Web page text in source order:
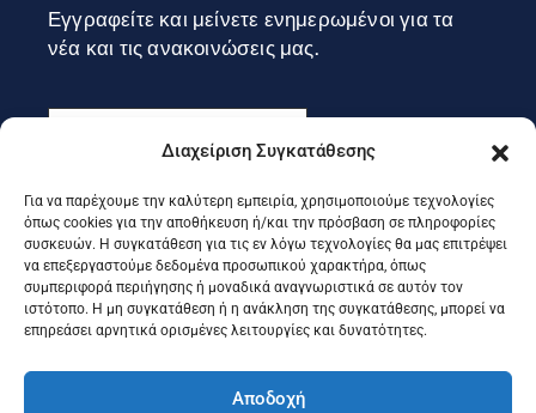
Διαχείριση Συγκατάθεσης
Για να παρέχουμε την καλύτερη εμπειρία, χρησιμοποιούμε τεχνολογίες
όπως cookies για την αποθήκευση ή/και την πρόσβαση σε πληροφορίες
συσκευών. Η συγκατάθεση για τις εν λόγω τεχνολογίες θα μας επιτρέψει
να επεξεργαστούμε δεδομένα προσωπικού χαρακτήρα, όπως
συμπεριφορά περιήγησης ή μοναδικά αναγνωριστικά σε αυτόν τον
ιστότοπο. Η μη συγκατάθεση ή η ανάκληση της συγκατάθεσης, μπορεί να
επηρεάσει αρνητικά ορισμένες λειτουργίες και δυνατότητες.
Αποδοχή
Εγγραφείτε και μείνετε ενημερωμένοι για τα
νέα και τις ανακοινώσεις μας.
Εγγραφή
Ακολουθήστε μας στα social